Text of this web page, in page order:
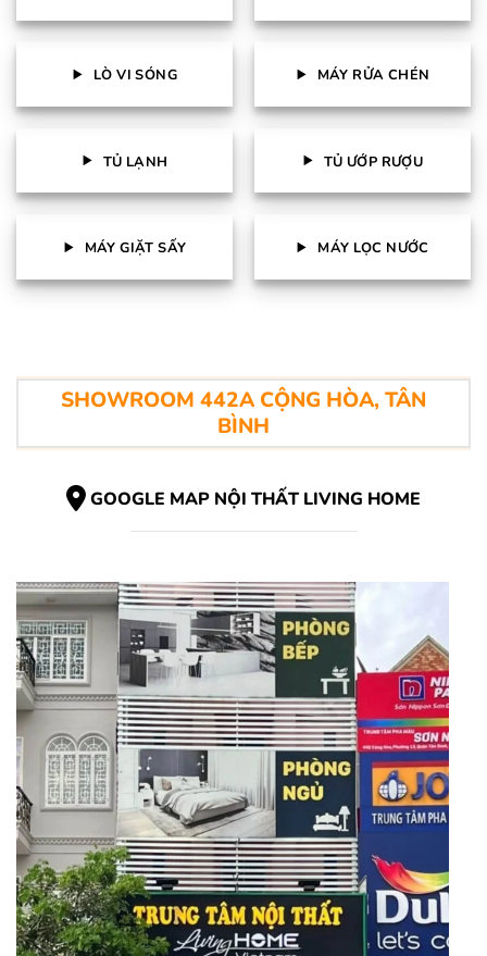
LÒ VI SÓNG MÁY RỬA CHÉN
TỦ LẠNH TỦ ƯỚP RƯỢU
MÁY GIẶT SẤY MÁY LỌC NƯỚC
SHOWROOM 442A CỘNG HÒA, TÂN
BÌNH
GOOGLE MAP NỘI THẤT LIVING HOME